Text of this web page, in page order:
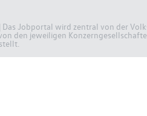
Das Jobportal wird zentral von der
den jeweiligen